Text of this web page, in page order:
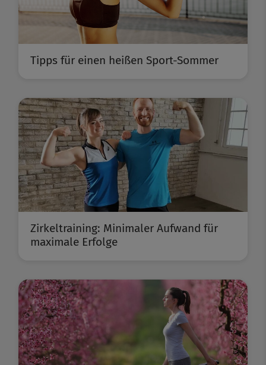
Tipps für einen heißen Sport-Sommer
Zirkeltraining: Minimaler Aufwand für
maximale Erfolge